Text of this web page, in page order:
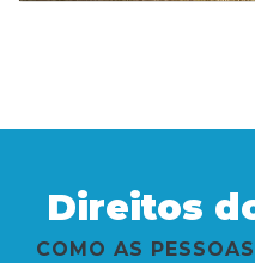
Direitos
COMO AS